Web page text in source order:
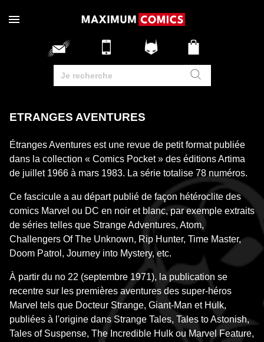
ETRANGES AVENTURES
Étranges Aventures est une revue de petit format publiée
dans la collection « Comics Pocket » des éditions Artima
de juillet 1966 à mars 1983. La série totalise 78 numéros.
Ce fascicule a au départ publié de façon hétéroclite des
comics Marvel ou DC en noir et blanc, par exemple extraits
de séries telles que Strange Adventures, Atom,
Challengers Of The Unknown, Rip Hunter, Time Master,
Doom Patrol, Journey into Mystery, etc.
À partir du no 22 (septembre 1971), la publication se
recentre sur les premières aventures des super-héros
Marvel tels que Docteur Strange, Giant-Man et Hulk,
publiées à l'origine dans Strange Tales, Tales to Astonish,
Tales of Suspense, The Incredible Hulk ou Marvel Feature,